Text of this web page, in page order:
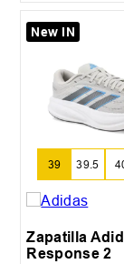
New IN
39 39.5
Zapatilla
Response 2